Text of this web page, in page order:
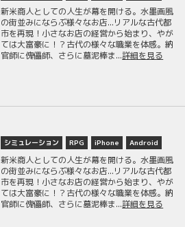
新米商人としての人生が幕を開ける。水墨画風
の街並みにならぶ様々なお店...リアルな古代都
市を再現！小さなお店の経営から始まり、やが
ては大富豪に！？古代の様々な職業を体感。納
官師に傀儡師、さらに墓泥棒ま...詳細を見る
シミュレーション RPG iPhone Android
新米商人としての人生が幕を開ける。水墨画風
の街並みにならぶ様々なお店...リアルな古代都
市を再現！小さなお店の経営から始まり、やが
ては大富豪に！？古代の様々な職業を体感。納
官師に傀儡師、さらに墓泥棒ま...詳細を見る